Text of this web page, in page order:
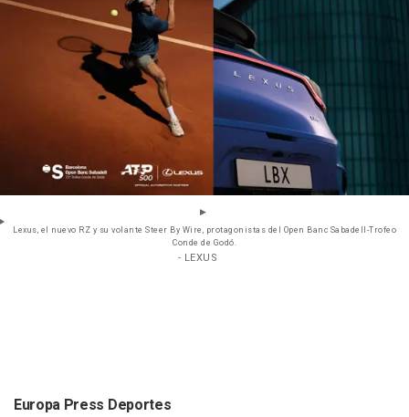
Lexus, el nuevo RZ y su volante Steer By Wire, protagonistas del Open Banc Sabadell-Trofeo
Conde de Godó.
- LEXUS
Europa Press Deportes